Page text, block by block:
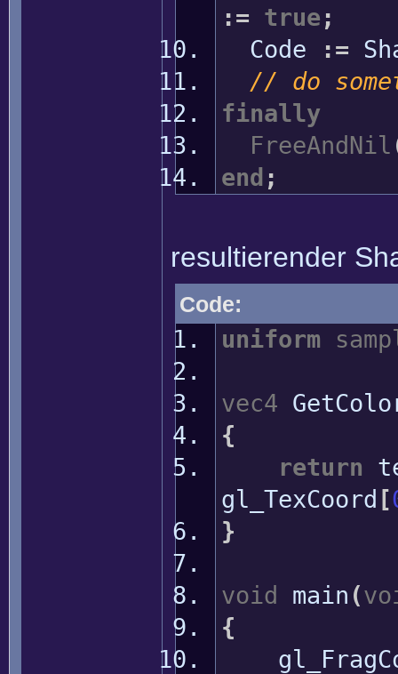
:= true ;
Code
:=
// do
finally
FreeAndNil
end ;
resultierender
Code:
uniform
vec4
{
return
gl_TexCoord [
}
void main (
{